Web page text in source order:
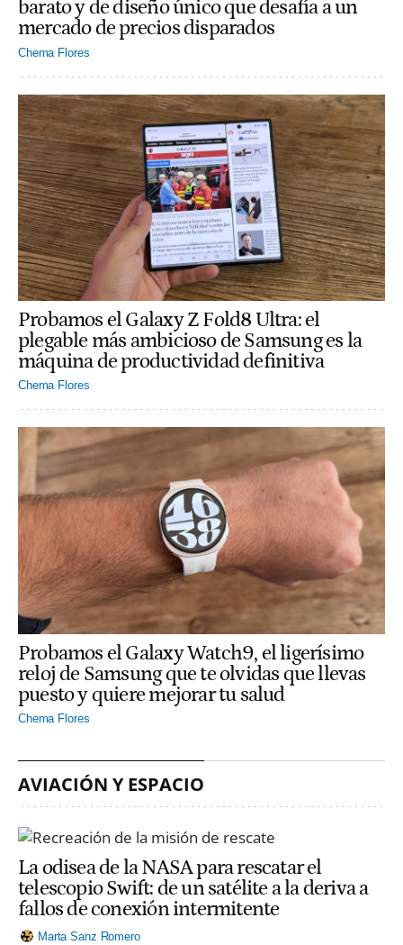
barato y de diseño único que desafía a un
mercado de precios disparados
Chema Flores
Probamos el Galaxy Z Fold8 Ultra: el
plegable más ambicioso de Samsung es la
máquina de productividad definitiva
Chema Flores
Probamos el Galaxy Watch9, el ligerísimo
reloj de Samsung que te olvidas que llevas
puesto y quiere mejorar tu salud
Chema Flores
AVIACIÓN Y ESPACIO
La odisea de la NASA para rescatar el
telescopio Swift: de un satélite a la deriva a
fallos de conexión intermitente
Marta Sanz Romero